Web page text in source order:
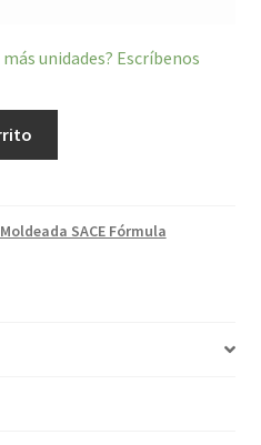
unidades? Escríbenos
SACE Fórmula